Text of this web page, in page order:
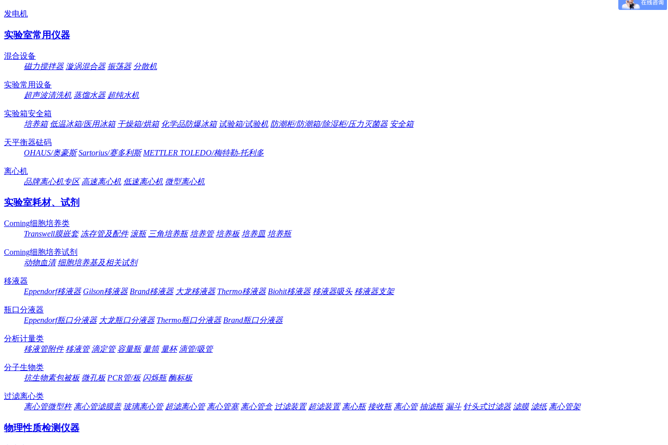
发电机
实验室常用仪器
混合设备
磁力搅拌器 漩涡混合器 振荡器 分散机
实验常用设备
超声波清洗机 蒸馏水器 超纯水机
实验箱安全箱
培养箱 低温冰箱/医用冰箱 干燥箱/烘箱 化学品防爆冰箱 试验箱/试验机 防潮柜/防潮箱/除湿柜/压力灭菌器 安全箱
天平衡器砝码
OHAUS/奥豪斯 Sartorius/赛多利斯 METTLER TOLEDO/梅特勒-托利多
离心机
品牌离心机专区 高速离心机 低速离心机 微型离心机
实验室耗材、试剂
Corning细胞培养类
Transwell膜嵌套 冻存管及配件 滚瓶 三角培养瓶 培养管 培养板 培养皿 培养瓶
Corning细胞培养试剂
动物血清 细胞培养基及相关试剂
移液器
Eppendorf移液器 Gilson移液器 Brand移液器 大龙移液器 Thermo移液器 Biohit移液器 移液器吸头 移液器支架
瓶口分液器
Eppendorf瓶口分液器 大龙瓶口分液器 Thermo瓶口分液器 Brand瓶口分液器
分析计量类
移液管附件 移液管 滴定管 容量瓶 量筒 量杯 滴管/吸管
分子生物类
抗生物素包被板 微孔板 PCR管/板 闪烁瓶 酶标板
过滤离心类
离心管微型杵 离心管滤膜盖 玻璃离心管 超滤离心管 离心管塞 离心管盒 过滤装置 超滤装置 离心瓶 接收瓶 离心管 抽滤瓶 漏斗 针头式过滤器 滤膜 滤纸 离心管架
物理性质检测仪器